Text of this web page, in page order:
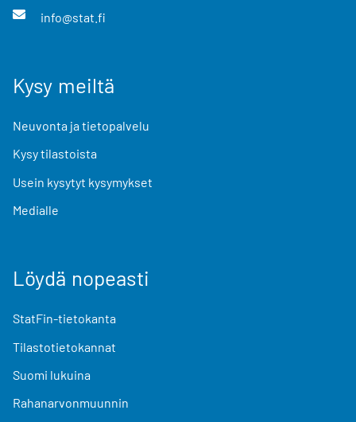
info@stat.fi
Kysy meiltä
Neuvonta ja tietopalvelu
Kysy tilastoista
Usein kysytyt kysymykset
Medialle
Löydä nopeasti
StatFin-tietokanta
Tilastotietokannat
Suomi lukuina
Rahanarvonmuunnin